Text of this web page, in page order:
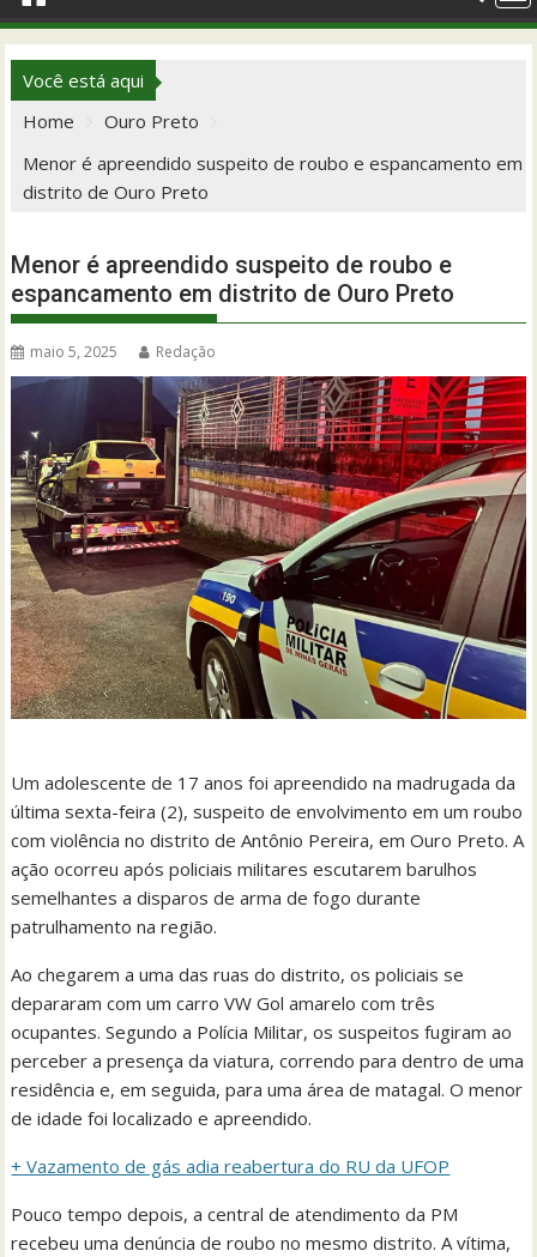
Você está aqui
Home
Ouro Preto
Menor é apreendido suspeito de roubo e espancamento em
distrito de Ouro Preto
Menor é apreendido suspeito de roubo e
espancamento em distrito de Ouro Preto
maio 5, 2025 Redação
Um adolescente de 17 anos foi apreendido na madrugada da
última sexta-feira (2), suspeito de envolvimento em um roubo
com violência no distrito de Antônio Pereira, em Ouro Preto. A
ação ocorreu após policiais militares escutarem barulhos
semelhantes a disparos de arma de fogo durante
patrulhamento na região.
Ao chegarem a uma das ruas do distrito, os policiais se
depararam com um carro VW Gol amarelo com três
ocupantes. Segundo a Polícia Militar, os suspeitos fugiram ao
perceber a presença da viatura, correndo para dentro de uma
residência e, em seguida, para uma área de matagal. O menor
de idade foi localizado e apreendido.
+ Vazamento de gás adia reabertura do RU da UFOP
Pouco tempo depois, a central de atendimento da PM
recebeu uma denúncia de roubo no mesmo distrito. A vítima,